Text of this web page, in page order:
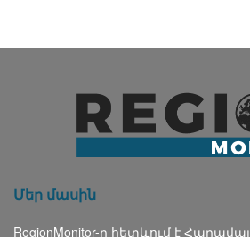
Մեր մասին
RegionMonitor-ը հետևում է